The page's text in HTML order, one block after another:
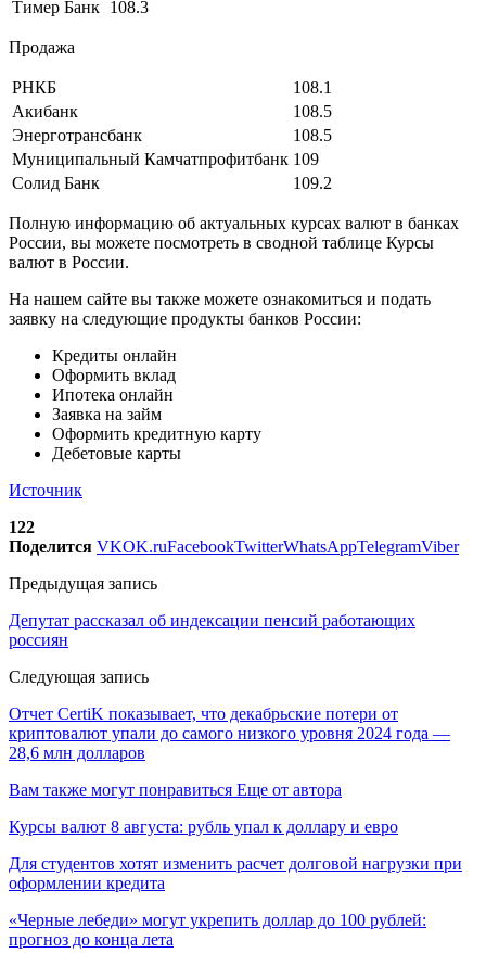
Тимер Банк 108.3
Продажа
РНКБ
108.1
Акибанк
108.5
Энерготрансбанк
108.5
Муниципальный Камчатпрофитбанк 109
Солид Банк
109.2
Полную информацию об актуальных курсах валют в банках
России, вы можете посмотреть в сводной таблице Курсы
валют в России.
На нашем сайте вы также можете ознакомиться и подать
заявку на следующие продукты банков России:
Кредиты онлайн
Оформить вклад
Ипотека онлайн
Заявка на займ
Оформить кредитную карту
Дебетовые карты
Источник
122
Поделится VKOK.ruFacebookTwitterWhatsAppTelegramViber
Предыдущая запись
Депутат рассказал об индексации пенсий работающих
россиян
Следующая запись
Отчет CertiK показывает, что декабрьские потери от
криптовалют упали до самого низкого уровня 2024 года —
28,6 млн долларов
Вам также могут понравиться Еще от автора
Курсы валют 8 августа: рубль упал к доллару и евро
Для студентов хотят изменить расчет долговой нагрузки при
оформлении кредита
«Черные лебеди» могут укрепить доллар до 100 рублей:
прогноз до конца лета